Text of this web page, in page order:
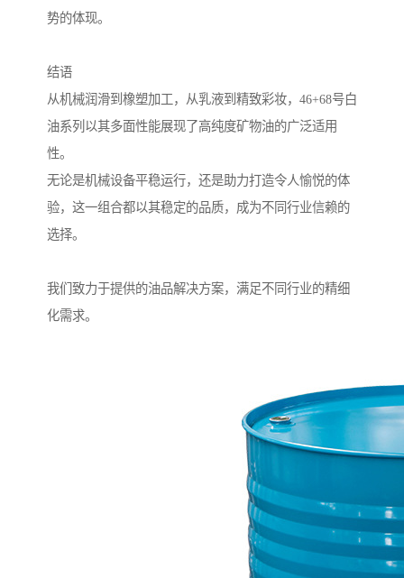
势的体现。
结语
从机械润滑到橡塑加工，从乳液到精致彩妆，46+68号白
油系列以其多面性能展现了高纯度矿物油的广泛适用
性。
无论是机械设备平稳运行，还是助力打造令人愉悦的体
验，这一组合都以其稳定的品质，成为不同行业信赖的
选择。
我们致力于提供的油品解决方案，满足不同行业的精细
化需求。